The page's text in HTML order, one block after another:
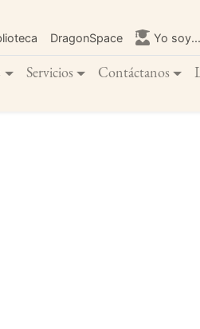
DragonSpace Yo soy...
Servicios Contáctanos